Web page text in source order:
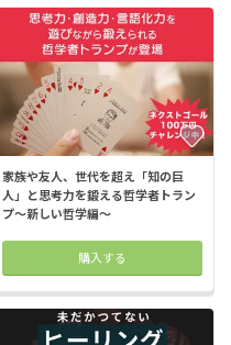
家族や友人、世代を超え「知の巨
人」と思考力を鍛える哲学者トラン
プ〜新しい哲学編〜
購入する